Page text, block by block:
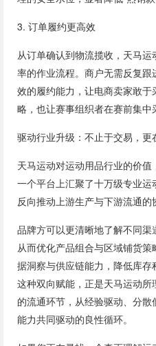
3. 订单履约更高效
从订单确认到物流揽收，天马
率的作业流程。商户无需反复
效的履约能力，让电商卖家敢于
略，也让赛事组织者在赛前集中
驱动行业升级：不止于交易，更
天马运动对运动用品行业的价
一个平台上汇聚了十万级专业
反向推动上游生产与下游流通的
品牌方可以更清晰地了解不同渠
从而优化产品组合与区域铺货
据洞察与供应链能力，降低库存
这种双向赋能，正是天马运动
的流通环节，从经验驱动、分
能力共同驱动的良性循环。